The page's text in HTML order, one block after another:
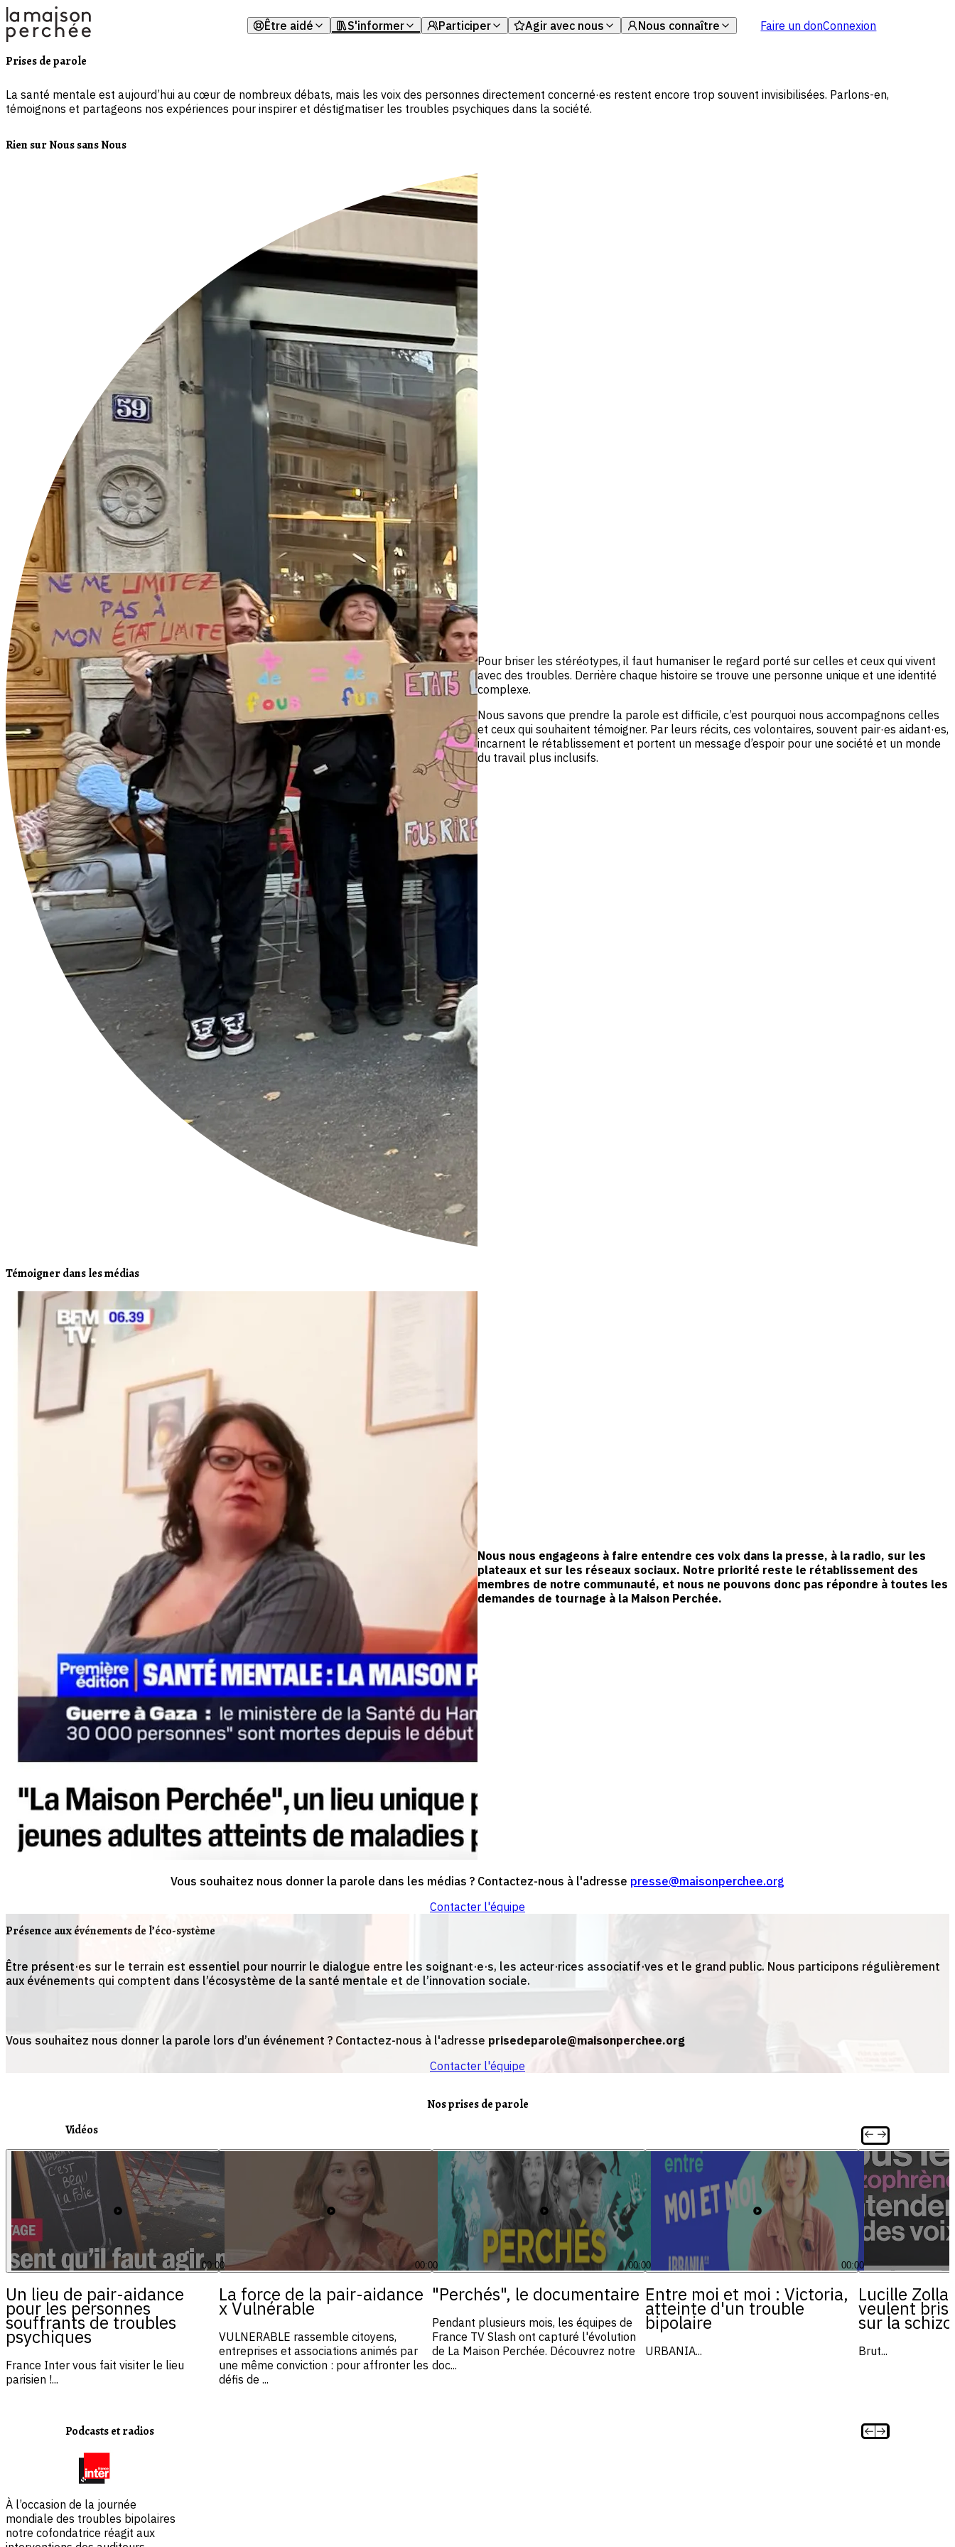
Être aidé
Rejoindre notre communauté de concerné·es par un trouble psy
Parler à quelqu’un ayant un vécu similaire
S'informer
Nos brochures sur la santé mentale
Notre podcast La Perche
Participer
Agir avec nous
Nous soutenir financièrement
Signer notre manifeste
Nous connaître
Notre histoire
Notre impact
Faire un donConnexion
Prises de parole
La santé mentale est aujourd’hui au cœur de nombreux débats, mais les voix des personnes directement concerné·es restent encore trop souvent invisibilisées. Parlons-en,
témoignons et partageons nos expériences pour inspirer et déstigmatiser les troubles psychiques dans la société.
Rien sur Nous sans Nous
Pour briser les stéréotypes, il faut humaniser le regard porté sur celles et ceux qui vivent
avec des troubles. Derrière chaque histoire se trouve une personne unique et une identité
complexe.
Nous savons que prendre la parole est difficile, c’est pourquoi nous accompagnons celles
et ceux qui souhaitent témoigner. Par leurs récits, ces volontaires, souvent pair·es aidant·es,
incarnent le rétablissement et portent un message d’espoir pour une société et un monde
du travail plus inclusifs.
Témoigner dans les médias
Nous nous engageons à faire entendre ces voix dans la presse, à la radio, sur les
plateaux et sur les réseaux sociaux. Notre priorité reste le rétablissement des
membres de notre communauté, et nous ne pouvons donc pas répondre à toutes les
demandes de tournage à la Maison Perchée.
Vous souhaitez nous donner la parole dans les médias ? Contactez-nous à l'adresse presse@maisonperchee.org
Contacter l'équipe
Présence aux événements de l’éco-système
Être présent·es sur le terrain est essentiel pour nourrir le dialogue entre les soignant·e·s, les acteur·rices associatif·ves et le grand public. Nous participons régulièrement
aux événements qui comptent dans l’écosystème de la santé mentale et de l’innovation sociale.
Vous souhaitez nous donner la parole lors d’un événement ? Contactez-nous à l'adresse prisedeparole@maisonperchee.org
Contacter l'équipe
Nos prises de parole
Vidéos
00:00
Un lieu de pair-aidance
pour les personnes
souffrants de troubles
psychiques
France Inter vous fait visiter le lieu
parisien !...
00:00
La force de la pair-aidance
x Vulnérable
VULNERABLE rassemble citoyens,
entreprises et associations animés par
une même conviction : pour affronter les
défis de ...
00:00
"Perchés", le documentaire
Pendant plusieurs mois, les équipes de
France TV Slash ont capturé l'évolution
de La Maison Perchée. Découvrez notre
doc...
00:00
Entre moi et moi : Victoria,
atteinte d'un trouble
bipolaire
URBANIA...
Lucille
veulent
sur la
Brut...
Podcasts et radios
À l’occasion de la journée
mondiale des troubles bipolaires
notre cofondatrice réagit aux